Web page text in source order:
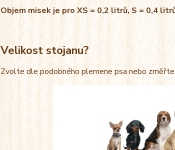
Objem misek je pro XS = 0,2 litrů, S = 0,4
Velikost stojanu?
Zvolte dle podobného plemene psa nebo